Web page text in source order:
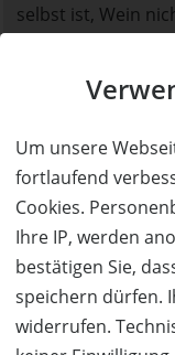
Um unsere
fortlaufend
Cookies.
Ihre IP, werden
bestätigen Sie,
speichern dürfen.
widerrufen.
selbst ist, Wein
Kellerei ist sein
Sylvaner,
vielschichtig und
ausgezeichnet
Architektur und
Philosophie
mit reduzierter,
Räume, erfüllt